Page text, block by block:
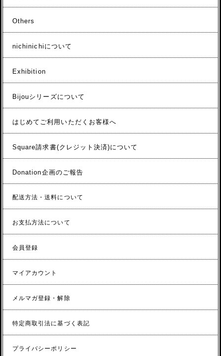
Others
nichinichiについて
Exhibition
Bijouシリーズについて
はじめてご利用いただくお客様へ
Square請求書(クレジット決済)について
Donation企画のご報告
配送方法・送料について
お支払方法について
会員登録
マイアカウント
メルマガ登録・解除
特定商取引法に基づく表記
プライバシーポリシー